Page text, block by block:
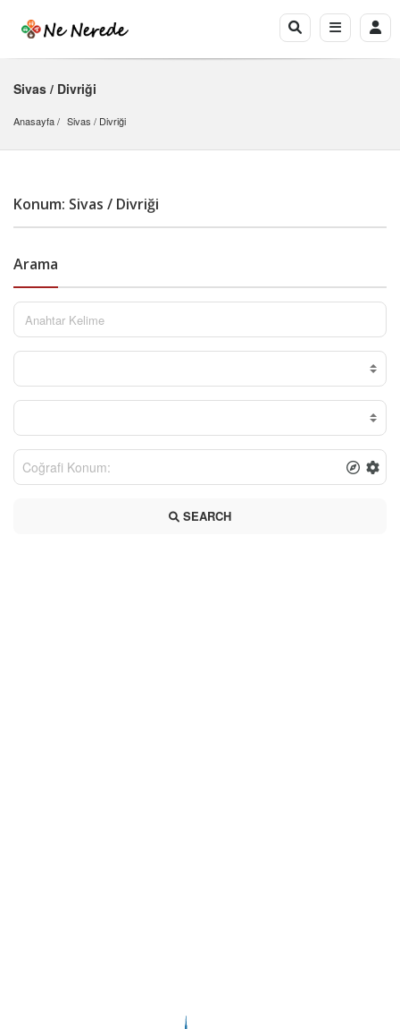
Sivas / Divriği
Anasayfa Sivas / Divriği
Konum: Sivas / Divriği
Arama
SEARCH